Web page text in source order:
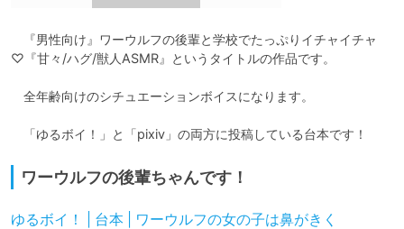
『男性向け』ワーウルフの後輩と学校でたっぷりイチャイチャ
♡『甘々/ハグ/獣人ASMR』というタイトルの作品です。
全年齢向けのシチュエーションボイスになります。
「ゆるボイ！」と「pixiv」の両方に投稿している台本です！
ワーウルフの後輩ちゃんです！
ゆるボイ！ | 台本 | ワーウルフの女の子は鼻がきく